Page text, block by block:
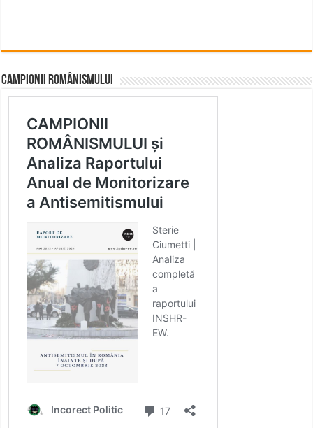
CAMPIONII ROMÂNISMULUI